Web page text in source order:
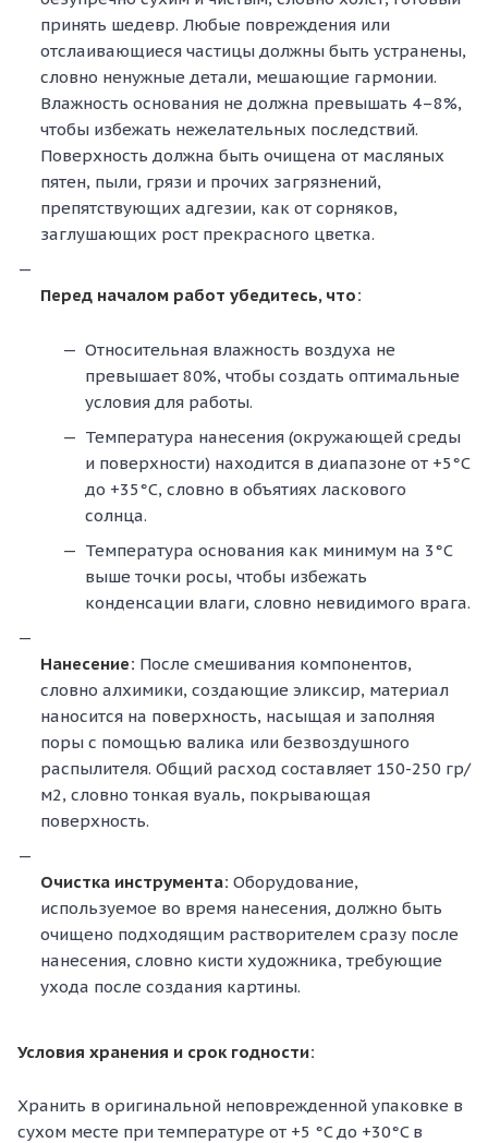
принять шедевр. Любые повреждения или
отслаивающиеся частицы должны быть устранены,
словно ненужные детали, мешающие гармонии.
Влажность основания не должна превышать 4–8%,
чтобы избежать нежелательных последствий.
Поверхность должна быть очищена от масляных
пятен, пыли, грязи и прочих загрязнений,
препятствующих адгезии, как от сорняков,
заглушающих рост прекрасного цветка.
Перед началом работ убедитесь, что:
Относительная влажность воздуха не
превышает 80%, чтобы создать оптимальные
условия для работы.
Температура нанесения (окружающей среды
и поверхности) находится в диапазоне от +5°C
до +35°C, словно в объятиях ласкового
солнца.
Температура основания как минимум на 3°C
выше точки росы, чтобы избежать
конденсации влаги, словно невидимого врага.
Нанесение: После смешивания компонентов,
словно алхимики, создающие эликсир, материал
наносится на поверхность, насыщая и заполняя
поры с помощью валика или безвоздушного
распылителя. Общий расход составляет 150-250 гр/
м2, словно тонкая вуаль, покрывающая
поверхность.
Очистка инструмента: Оборудование,
используемое во время нанесения, должно быть
очищено подходящим растворителем сразу после
нанесения, словно кисти художника, требующие
ухода после создания картины.
Условия хранения и срок годности:
Хранить в оригинальной неповрежденной упаковке в
сухом месте при температуре от +5 °C до +30°C в